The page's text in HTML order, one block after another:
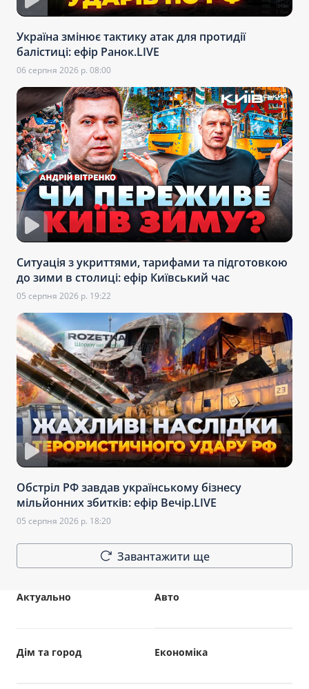
Україна змінює тактику атак для протидії
балістиці: ефір Ранок.LIVE
06 серпня 2026 р. 08:00
Ситуація з укриттями, тарифами та підготовкою
до зими в столиці: ефір Київський час
05 серпня 2026 р. 19:22
Обстріл РФ завдав українському бізнесу
мільйонних збитків: ефір Вечір.LIVE
05 серпня 2026 р. 18:20
Завантажити ще
Авто
Актуально
Дім та город Економіка